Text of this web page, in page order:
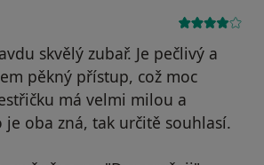
skvělý zubař. Je pečlivý a
pěkný přístup, což moc
má velmi milou a
oba zná, tak určitě souhlasí.